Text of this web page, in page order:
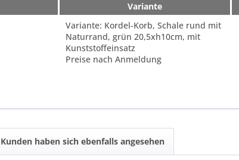
Variante
Variante: Kordel-Korb, Schale rund mit
Naturrand, grün 20,5xh10cm, mit
Kunststoffeinsatz
Preise nach Anmeldung
Kunden haben sich ebenfalls angesehen